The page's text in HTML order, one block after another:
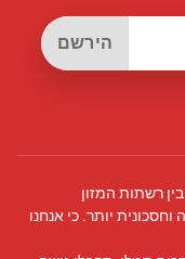
הירשם
רשתות המזון
יותר. כי אנחנו